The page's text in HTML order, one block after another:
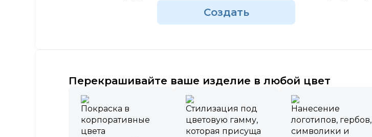
Создать
Перекрашивайте ваше изделие в любой цвет
Покраска в
корпоративные
цвета
Стилизация под
цветовую гамму,
которая присуща
Нанесение
логотипов, гербов,
символики и